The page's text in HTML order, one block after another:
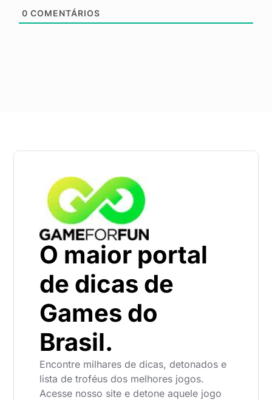
0 COMENTÁRIOS
O maior portal
de dicas de
Games do
Brasil.
Encontre milhares de dicas, detonados e
lista de troféus dos melhores jogos.
Acesse nosso site e detone aquele jogo